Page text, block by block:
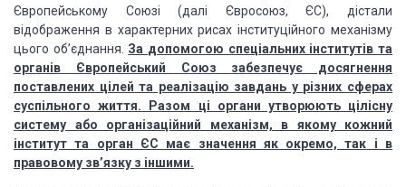
Європейському Союзі (далі Євросоюз, ЄС), дістали
відображення в характерних рисах інституційного механізму
цього об’єднання. За допомогою спеціальних інститутів та
органів Європейський Союз забезпечує досягнення
поставлених цілей та реалізацію завдань у різних сферах
суспільного життя. Разом ці органи утворюють цілісну
систему або організаційний механізм, в якому кожний
інститут та орган ЄС має значення як окремо, так і в
правовому зв’язку з іншими.